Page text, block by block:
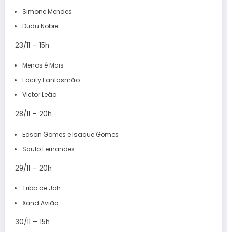
Simone Mendes
Dudu Nobre
23/11 – 15h
Menos é Mais
Edcity Fantasmão
Victor Leão
28/11 – 20h
Edson Gomes e Isaque Gomes
Saulo Fernandes
29/11 – 20h
Tribo de Jah
Xand Avião
30/11 – 15h